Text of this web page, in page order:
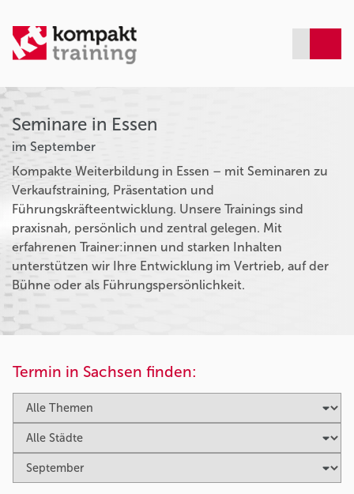
Seminare in Essen
im September
Kompakte Weiterbildung in Essen – mit Seminaren zu
Verkaufstraining, Präsentation und
Führungskräfteentwicklung. Unsere Trainings sind
praxisnah, persönlich und zentral gelegen. Mit
erfahrenen Trainer:innen und starken Inhalten
unterstützen wir Ihre Entwicklung im Vertrieb, auf der
Bühne oder als Führungspersönlichkeit.
Termin in Sachsen finden: